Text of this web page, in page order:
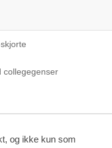
collegegenser
og ikke kun som